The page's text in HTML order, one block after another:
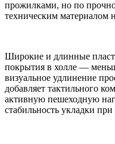
прожилками, но по
техническим материалом
Широкие и длинные
покрытия в холле —
визуальное удлинение
добавляет тактильного
активную пешеходную
стабильность укладки